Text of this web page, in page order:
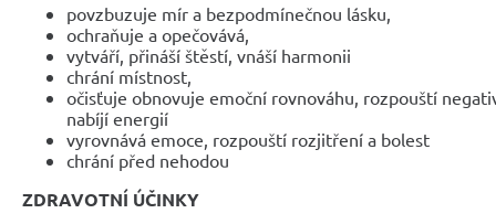
povzbuzuje mír a bezpodmínečnou lásku,
ochraňuje a opečovává,
vytváří, přináší štěstí, vnáší harmonii
chrání místnost,
očisťuje obnovuje emoční rovnováhu, rozpouští
nabíjí energií
vyrovnává emoce, rozpouští rozjitření a bolest
chrání před nehodou
ZDRAVOTNÍ ÚČINKY